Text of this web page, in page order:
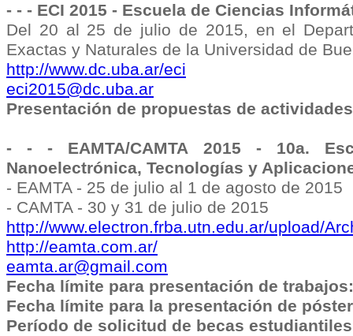
- - - ECI 2015 - Escuela de Ciencias
Del 20 al 25 de julio de 2015, en el
Exactas y Naturales de la Universidad de
http://www.dc.uba.ar/eci
eci2015@dc.uba.ar
Presentación de propuestas de
- - - EAMTA/CAMTA 2015 - 10a.
Nanoelectrónica, Tecnologías y
- EAMTA - 25 de julio al 1 de agosto de 2015
- CAMTA - 30 y 31 de julio de 2015
http://www.electron.frba.utn.edu.ar/upload/
http://eamta.com.ar/
eamta.ar@gmail.com
Fecha límite para presentación de
Fecha límite para la presentación de
Período de solicitud de becas